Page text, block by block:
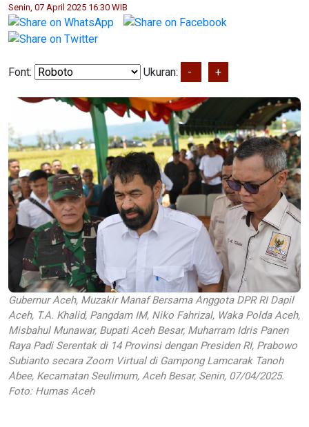
Senin, 07 April 2025 16:30 WIB
Font: Ukuran: - +
Gubernur Aceh, Muzakir Manaf Bersama Anggota DPR RI Dapil
Aceh, T.A. Khalid, Pangdam IM, Niko Fahrizal, Waka Polda Aceh,
Misbahul Munawar, Bupati Aceh Besar, Muharram Idris Panen
Raya Padi Serentak di 14 Provinsi dengan Presiden RI, Prabowo
Subianto secara Zoom Virtual di Gampong Lamcarak Tanoh
Abee, Kecamatan Seulimum, Aceh Besar, Senin, 07/04/2025.
Foto: Humas Aceh